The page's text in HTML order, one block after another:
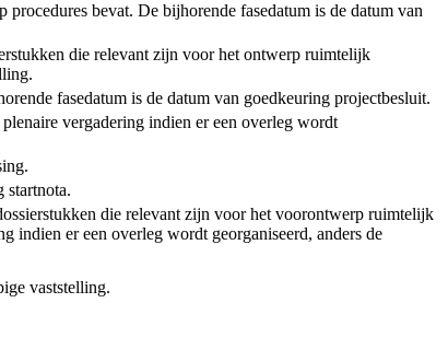
bevat. De bijhorende fasedatum is de datum van
die relevant zijn voor het ontwerp ruimtelijk
fasedatum is de datum van goedkeuring projectbesluit.
vergadering indien er een overleg wordt
startnota.
die relevant zijn voor het voorontwerp ruimtelijk
indien er een overleg wordt georganiseerd, anders de
vaststelling.